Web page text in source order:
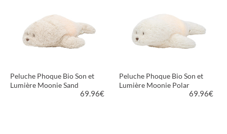
Peluche Phoque Bio Son et
Lumière Moonie Sand
69.96€
Peluche Phoque Bio Son et
Lumière Moonie Polar
69.96€